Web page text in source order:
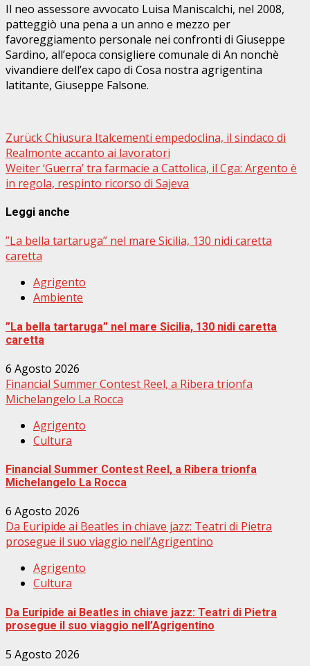
Il neo assessore avvocato Luisa Maniscalchi, nel 2008,
patteggiò una pena a un anno e mezzo per
favoreggiamento personale nei confronti di Giuseppe
Sardino, all’epoca consigliere comunale di An nonchè
vivandiere dell’ex capo di Cosa nostra agrigentina
latitante, Giuseppe Falsone.
Beitragsnavigation
ZurückChiusura Italcementi empedoclina, il sindaco di
Realmonte accanto ai lavoratori
Weiter‘Guerra’ tra farmacie a Cattolica, il Cga: Argento è
in regola, respinto ricorso di Sajeva
Leggi anche
”La bella tartaruga” nel mare Sicilia, 130 nidi caretta
caretta
Agrigento
Ambiente
”La bella tartaruga” nel mare Sicilia, 130 nidi caretta
caretta
6 Agosto 2026
Financial Summer Contest Reel, a Ribera trionfa
Michelangelo La Rocca
Agrigento
Cultura
Financial Summer Contest Reel, a Ribera trionfa
Michelangelo La Rocca
6 Agosto 2026
Da Euripide ai Beatles in chiave jazz: Teatri di Pietra
prosegue il suo viaggio nell’Agrigentino
Agrigento
Cultura
Da Euripide ai Beatles in chiave jazz: Teatri di Pietra
prosegue il suo viaggio nell’Agrigentino
5 Agosto 2026